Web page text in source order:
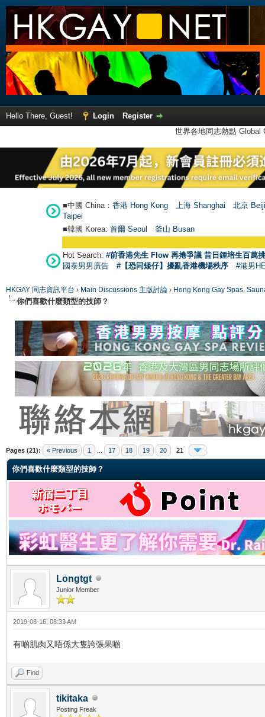
Hello There, Guest! Login
Register
世界各地同志熱點
■中國 China： 香港 Hong Kong 上海 Shanghai
北京
Taipei
■韓國 Korea: 首爾 Seoul 釜山 Busan
Hot Search: #前香港先生 Flow 再捲爭議 昔日鍾培生百萬
國泰男男廣告
#【恐同矮仔】擾亂香港機場秩序 #港男
HKGAY 同志資訊平台 › Main Discussions 主版討論 › Hong Kong Gay Spas,
你們喜歡什麼類型的技師？
Pages (21): « Previous 1 17 18 19 20 21
你們喜歡什麼類型的技師？
Longtgt
Junior Member
2019-08-16, 08:33 AM
有啲肌肉又唔係大隻誇張果啲
Find
tikitaka
Posting Freak